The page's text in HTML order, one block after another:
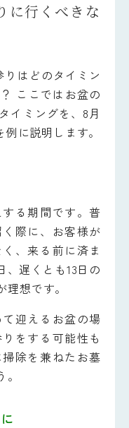
に行くべきな
はどのタイミン
ここではお盆の
イミングを、8月
に説明します。
る期間です。普
際に、お客様が
、来る前に済ま
、遅くとも13日の
想です。
迎えるお盆の場
をする可能性も
除を兼ねたお墓